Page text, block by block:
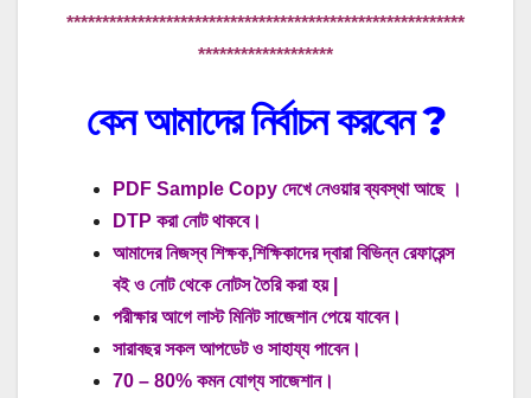
********************************************************
*******************
কেন আমাদের নির্বাচন করবেন?
PDF Sample Copy দেখে নেওয়ার ব্যবস্থা আছে ।
DTP করা নোট থাকবে।
আমাদের নিজস্ব শিক্ষক,শিক্ষিকাদের দ্বারা বিভিন্ন রেফারেন্স
বই ও নোট থেকে নোটস তৈরি করা হয় |
পরীক্ষার আগে লাস্ট মিনিট সাজেশান পেয়ে যাবেন।
সারাবছর সকল আপডেট ও সাহায্য পাবেন।
70 – 80% কমন যোগ্য সাজেশান।